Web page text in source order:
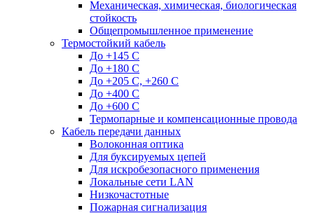
Механическая, химическая, биологическая
стойкость
Общепромышленное применение
Термостойкий кабель
До +145 С
До +180 C
До +205 С, +260 С
До +400 C
До +600 С
Термопарные и компенсационные провода
Кабель передачи данных
Волоконная оптика
Для буксируемых цепей
Для искробезопасного применения
Локальные сети LAN
Низкочастотные
Пожарная сигнализация